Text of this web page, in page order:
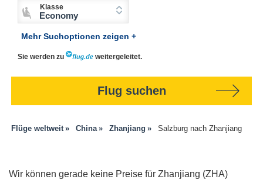
Klasse
Economy
Mehr Suchoptionen zeigen +
Sie werden zu weitergeleitet.
Flug suchen
Flüge weltweit China Zhanjiang Salzburg nach Zhanjiang
Wir können gerade keine Preise für Zhanjiang (ZHA)